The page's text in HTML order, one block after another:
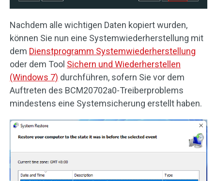
Nachdem alle wichtigen Daten kopiert wurden,
können Sie nun eine Systemwiederherstellung mit
dem Dienstprogramm Systemwiederherstellung
oder dem Tool Sichern und Wiederherstellen
(Windows 7) durchführen, sofern Sie vor dem
Auftreten des BCM20702a0-Treiberproblems
mindestens eine Systemsicherung erstellt haben.